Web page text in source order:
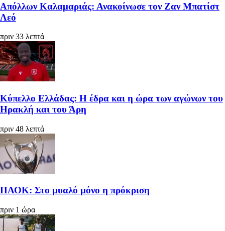
Απόλλων Καλαμαριάς: Ανακοίνωσε τον Ζαν Μπατίστ
Λεό
πριν 33 λεπτά
Κύπελλο Ελλάδας: Η έδρα και η ώρα των αγώνων του
Ηρακλή και του Άρη
πριν 48 λεπτά
ΠΑΟΚ: Στο μυαλό μόνο η πρόκριση
πριν 1 ώρα